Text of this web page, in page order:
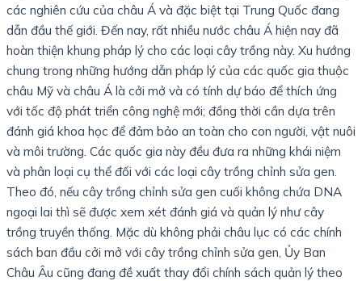
các nghiên cứu của châu Á và đặc biệt tại Trung Quốc đang
dẫn đầu thế giới. Đến nay, rất nhiều nước châu Á hiện nay đã
hoàn thiện khung pháp lý cho các loại cây trồng này. Xu hướng
chung trong những hướng dẫn pháp lý của các quốc gia thuộc
châu Mỹ và châu Á là cởi mở và có tính dự báo để thích ứng
với tốc độ phát triển công nghệ mới; đồng thời cần dựa trên
đánh giá khoa học để đảm bảo an toàn cho con người, vật nuôi
và môi trường. Các quốc gia này đều đưa ra những khái niệm
và phân loại cụ thể đối với các loại cây trồng chỉnh sửa gen.
Theo đó, nếu cây trồng chỉnh sửa gen cuối không chứa DNA
ngoại lai thì sẽ được xem xét đánh giá và quản lý như cây
trồng truyền thống. Mặc dù không phải châu lục có các chính
sách ban đầu cởi mở với cây trồng chỉnh sửa gen, Ủy Ban
Châu Âu cũng đang đề xuất thay đổi chính sách quản lý theo